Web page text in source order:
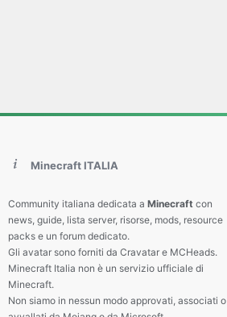
Minecraft ITALIA
Community italiana dedicata a Minecraft con
news, guide, lista server, risorse, mods, resource
packs e un forum dedicato.
Gli avatar sono forniti da Cravatar e MCHeads.
Minecraft Italia non è un servizio ufficiale di
Minecraft.
Non siamo in nessun modo approvati, associati o